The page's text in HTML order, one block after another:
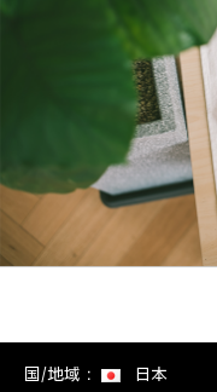
国/地域： 日本